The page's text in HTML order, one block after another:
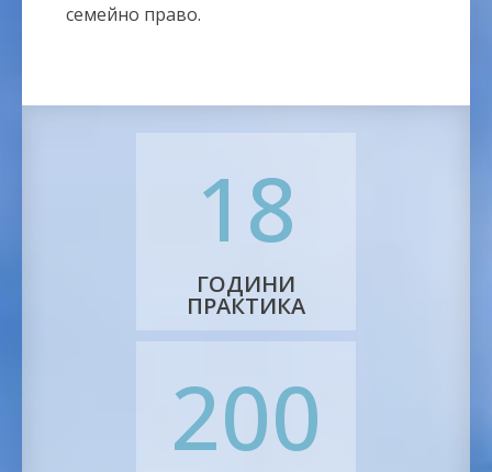
семейно право.
18
ГОДИНИ
ПРАКТИКА
200